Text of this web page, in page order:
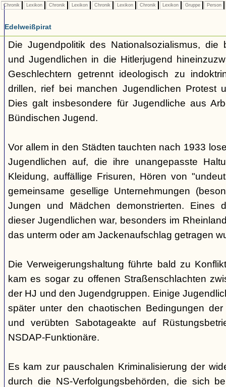
Chronik Lexikon Chronik Lexikon Chronik Lexikon Chronik Lexikon Gruppe Person
Edelweißpirat
Die Jugendpolitik des Nationalsozialismus, die
und Jugendlichen in die Hitlerjugend
Geschlechtern getrennt ideologisch zu
drillen, rief bei manchen Jugendlichen Protest
Dies galt insbesondere für Jugendliche aus
Bündischen Jugend.
Vor allem in den Städten tauchten nach 1933
Jugendlichen auf, die ihre unangepasste
Kleidung, auffällige Frisuren, Hören von
gemeinsame gesellige Unternehmungen
Jungen und Mädchen demonstrierten. Eines
dieser Jugendlichen war, besonders im
das unterm oder am Jackenaufschlag getragen
Die Verweigerungshaltung führte bald zu
kam es sogar zu offenen Straßenschlachten
der HJ und den Jugendgruppen. Einige
später unter den chaotischen Bedingungen
und verübten Sabotageakte auf
NSDAP-Funktionäre.
Es kam zur pauschalen Kriminalisierung der
durch die NS-Verfolgungsbehörden, die sich